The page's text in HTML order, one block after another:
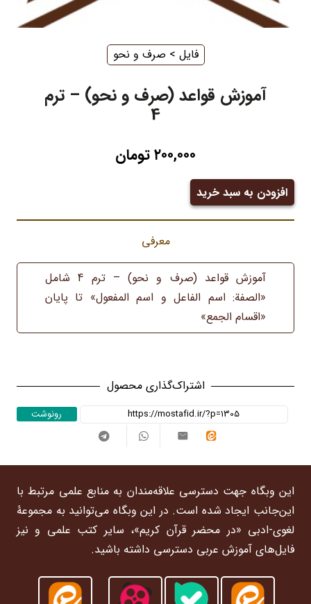
صرف و نحو ‌ > ‌ فایل
آموزش قواعد (صرف و نحو) – ترم
4
۲۰۰,۰۰۰تومان
آموزش
قواعد
و
4
افزودن به سبد خرید
معرفی
آموزش قواعد (صرف و نحو) – ترم 4 شامل
«الصفة: اسم الفاعل و اسم المفعول‏» تا پایان
«اقسام الجمع»
اشتراک‌گذاری محصول
رونوشت
این وبگاه جهت دسترسی علاقه‌مندان به منابع علمی مرتبط با
این‌جانب ایجاد شده است. در این وبگاه می‌توانید به مجموعۀ
لغوی-ادبی «در محضر قرآن کریم»، سایر کتب علمی و نیز
فایل‌های آموزش عربی دسترسی داشته باشید.